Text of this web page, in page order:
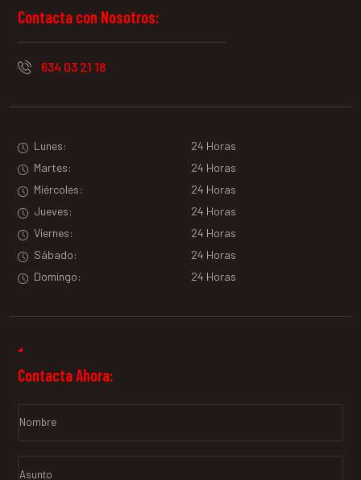
Contacta con Nosotros:
634 03 21 18
Lunes:
24 Horas
Martes:
24 Horas
Miércoles:
24 Horas
Jueves:
24 Horas
Viernes:
24 Horas
Sábado:
24 Horas
Domingo:
24 Horas
Contacta Ahora: